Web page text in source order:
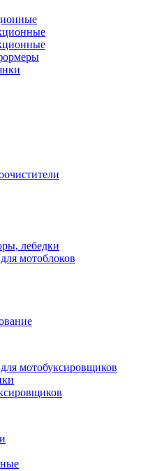
лебедки
мотоблоков
мотобуксировщиков